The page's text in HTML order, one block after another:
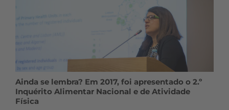
Ainda se lembra? Em 2017, foi apresentado o 2.º
Inquérito Alimentar Nacional e de Atividade
Física